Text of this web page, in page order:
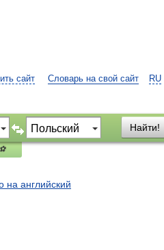
RU
сайт Словарь на свой сайт
Найти!
на английский